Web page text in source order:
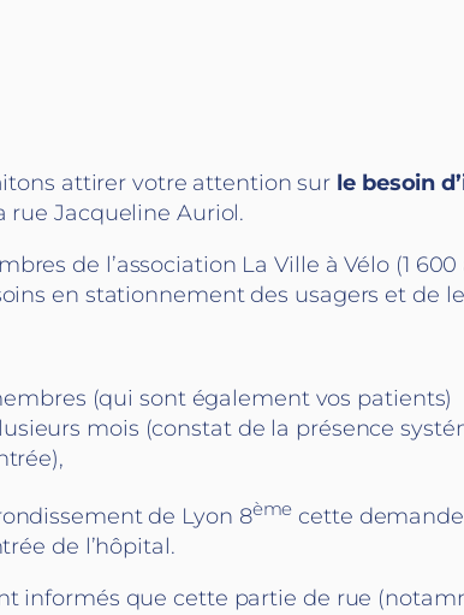
attirer votre attention sur le besoin
rue Jacqueline Auriol.
de l’association La Ville à Vélo (1
en stationnement des usagers et de
(qui sont également vos patients)
mois (constat de la présence
de Lyon 8ème cette
de l’hôpital.
informés que cette partie de rue